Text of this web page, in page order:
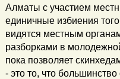
Алматы с участием
единичные избиения
видятся местным
разборками в
пока позволяет
- это то, что